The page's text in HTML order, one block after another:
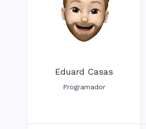
Eduard Casas
Programador